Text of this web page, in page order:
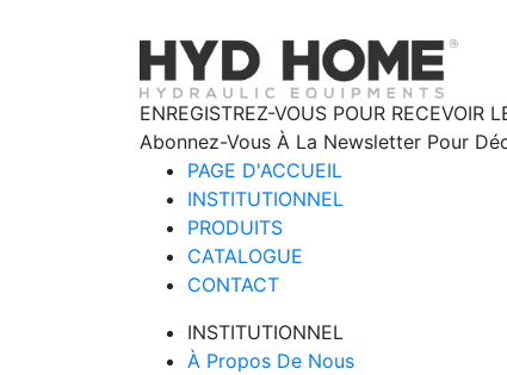
ENREGISTREZ-VOUS POUR RECEVOIR
Abonnez-Vous À La Newsletter Pour
PAGE D'ACCUEIL
INSTITUTIONNEL
PRODUITS
CATALOGUE
CONTACT
INSTITUTIONNEL
À Propos De Nous